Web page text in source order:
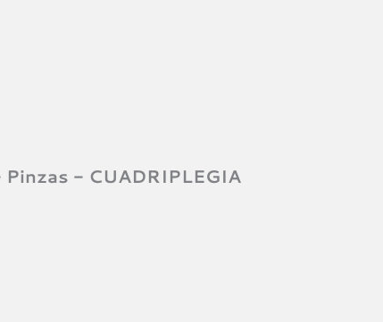
- CUADRIPLEGIA